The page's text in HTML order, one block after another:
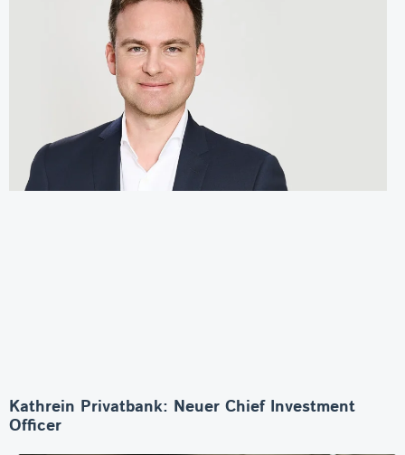
Kathrein Privatbank: Neuer Chief Investment
Officer